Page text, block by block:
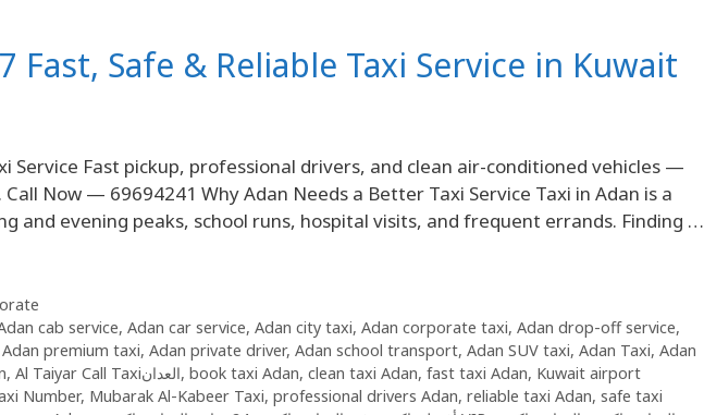
Fast, Safe & Reliable Taxi Service in Kuwait
Service Fast pickup, professional drivers, and clean air-conditioned vehicles —
Now — 69694241 Why Adan Needs a Better Taxi Service Taxi in Adan is a
and evening peaks, school runs, hospital visits, and frequent errands. Finding …
cab service, Adan car service, Adan city taxi, Adan corporate taxi, Adan drop-off service,
Adan premium taxi, Adan private driver, Adan school transport, Adan SUV taxi, Adan Taxi, Adan
, Al Taiyar Call Taxiالعدان, book taxi Adan, clean taxi Adan, fast taxi Adan, Kuwait airport
Number, Mubarak Al-Kabeer Taxi, professional drivers Adan, reliable taxi Adan, safe taxi